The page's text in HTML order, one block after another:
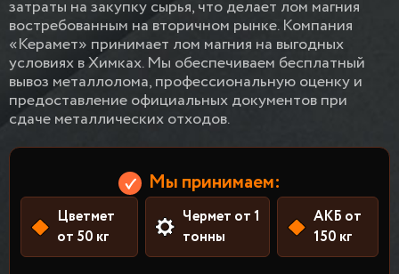
затраты на закупку сырья, что делает лом магния
востребованным на вторичном рынке. Компания
«Керамет» принимает лом магния на выгодных
условиях в Химках. Мы обеспечиваем бесплатный
вывоз металлолома, профессиональную оценку и
предоставление официальных документов при
сдаче металлических отходов.
Мы принимаем:
Цветмет
от 50 кг
Чермет от 1
тонны
АКБ от
150 кг